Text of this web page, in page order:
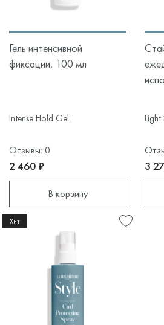
Гель интенсивной
фиксации, 100 мл
Intense Hold Gel
Отзывы: 0
2 460 ₽
В корзину
Light
3
Хит